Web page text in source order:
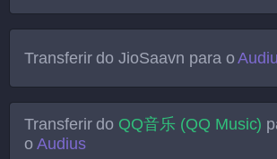
Transferir doJioSaavn para o
Transferir do QQ音乐 (QQ Music)
o Audius